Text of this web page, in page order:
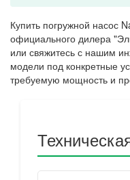
Купить погружной насос
официального дилера
или свяжитесь с нашим
модели под конкретные
требуемую мощность и